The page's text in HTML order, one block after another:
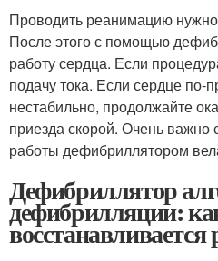
Проводить реанимацию
После этого с помощью
работу сердца. Если
подачу тока. Если сердце по-
нестабильно, продолжайте
приезда скорой. Очень важно
работы дефибриллятором
Дефибриллятор
дефибрилляции: